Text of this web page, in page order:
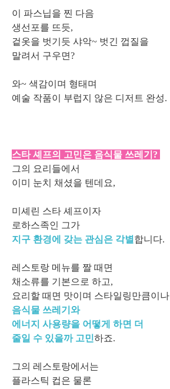
이 파스닙을 찐 다음
생선포를 뜨듯,
겉옷을 벗기듯 샤악~ 벗긴 껍질을
말려서 구우면?
와~ 색감이며 형태며
예술 작품이 부럽지 않은 디저트 완성.
스타 셰프의 고민은 음식물 쓰레기?
그의 요리들에서
이미 눈치 채셨을 텐데요,
미셰린 스타 셰프이자
로하스족인 그가
지구 환경에 갖는 관심은 각별 합니다.
레스토랑 메뉴를 짤 때면
채소류를 기본으로 하고,
요리할 때면 맛이며 스타일링만큼이나
음식물 쓰레기와
에너지 사용량을 어떻게 하면 더
줄일 수 있을까 고민하죠.
그의 레스토랑에서는
플라스틱 컵은 물론